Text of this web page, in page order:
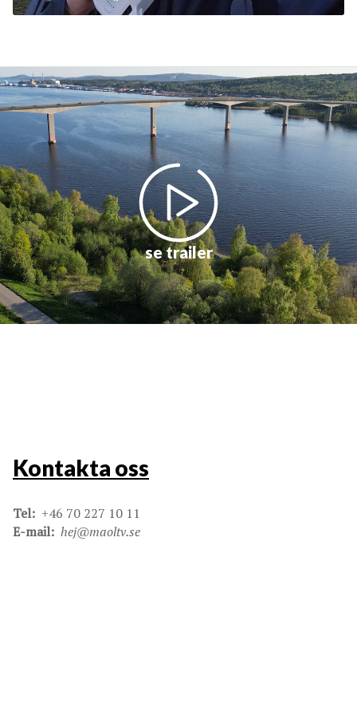
se trailer
Kontakta oss
Tel: +46 70 227 10 11
E-mail: hej@maoltv.se